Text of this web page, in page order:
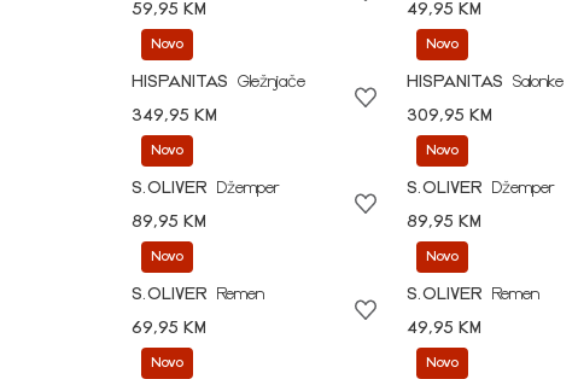
59,95 KM
49,95 KM
Novo
HISPANITAS
Gležnjače
349,95 KM
Novo
HISPANITAS
Salonke
309,95 KM
Novo
S.OLIVER
Džemper
89,95 KM
Novo
S.OLIVER
Džemper
89,95 KM
Novo
S.OLIVER
Remen
69,95 KM
Novo
S.OLIVER
Remen
49,95 KM
Novo Novo